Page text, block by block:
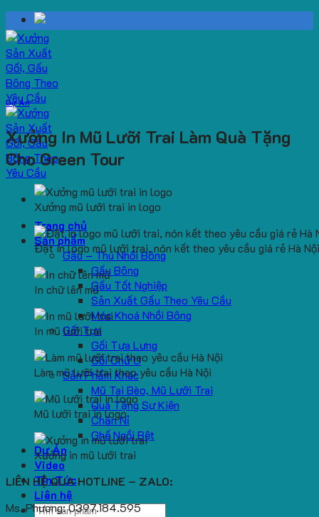
Skip
to
content
Trang chủ
Sản phẩm
Gấu – Thú Nhồi Bông
Gấu Bông
Gấu Tốt Nghiệp
Sản Xuất Gấu Theo Yêu Cầu
Móc Khoá Nhồi Bông
Gối Tựa
Gối Tựa Lưng
Gối Chữ U
Sản Phẩm Khác
Mũ Tai Bèo, Mũ Lưỡi Trai
Quà Tặng Sự Kiện
Chăn Nỉ
Ghế Ngồi Bệt
Dự Án
Video
Tin Tức
Liên hệ
Search
Dự Án
Xưởng In Mũ Lưỡi Trai Làm Quà Tặng
Cho Green Tour
Xưởng mũ lưỡi trai in logo
Đặt in logo mũ lưỡi trai, nón kết theo yêu cầu giá rẻ Hà Nội
In chữ lên mũ
In mũ lưỡi trai
Làm mũ lưỡi trai theo yêu cầu Hà Nội
Mũ lưỡi trai in logo
Xưởng in mũ lưỡi trai
LIÊN HỆ QUA HOTLINE – ZALO:
Ms. Phương: 0397.184.595